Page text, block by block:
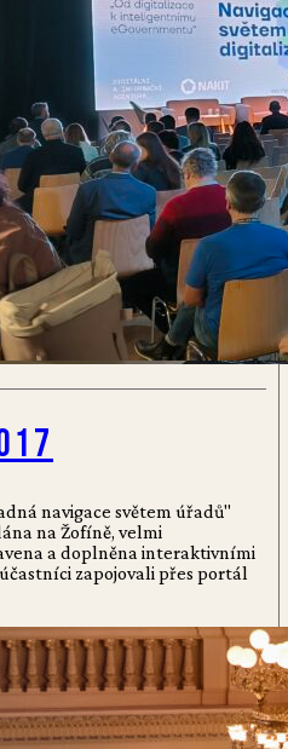
navigace světem úřadů"
na Žofíně, velmi
a doplněna interaktivními
zapojovali přes portál